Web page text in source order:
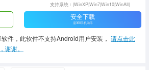
支持系统：|WinXP|Win7|Win10|WinAll|
安全下载
需360手机助手
件，此软件不支持Android用户安装， 请点击此
谢。